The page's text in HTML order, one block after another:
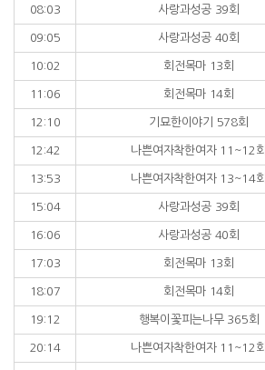
08:03 사랑과성공 39회
09:05 사랑과성공 40회
10:02 회전목마 13회
11:06 회전목마 14회
12:10 기묘한이야기 578회
12:42 나쁜여자착한여자 11~12회
13:53 나쁜여자착한여자 13~14회
15:04 사랑과성공 39회
16:06 사랑과성공 40회
17:03 회전목마 13회
18:07 회전목마 14회
19:12 행복이꽃피는나무 365회
20:14 나쁜여자착한여자 11~12회